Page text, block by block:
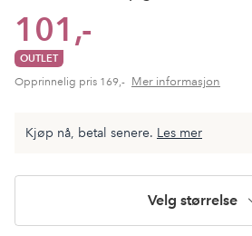
101,-
OUTLET
Opprinnelig pris 169,- Mer informasjon
Kjøp nå, betal senere. Les mer
Velg størrelse